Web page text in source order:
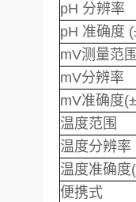
pH 分辨率
pH 准确度
mV测量范
mV分辨率
mV准确度
温度范围
温度分辨率
温度准确度
便携式